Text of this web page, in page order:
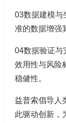
03数据建模与
准的数据增强
04数据验证与
效用性与风险
稳健性。
益普索倡导人
此驱动创新，